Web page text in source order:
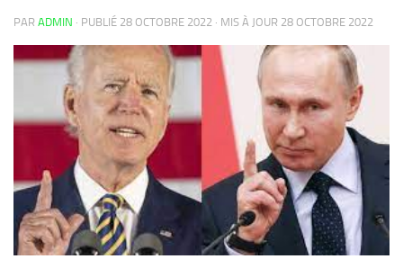
PAR ADMIN · PUBLIÉ 28 OCTOBRE 2022 · MIS À JOUR 28 OCTOBRE 2022